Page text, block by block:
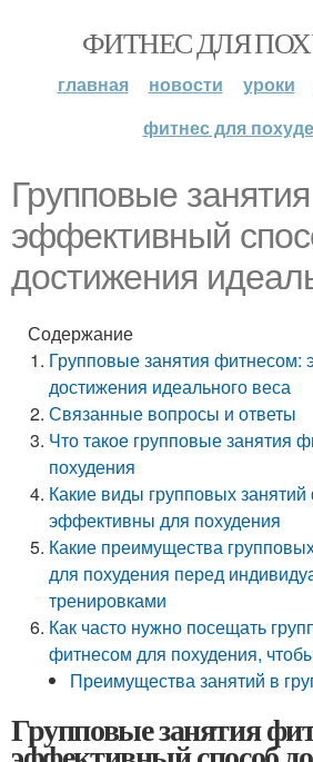
ФИТНЕС ДЛЯ
главная новости уроки
фитнес для
Групповые
эффективный
достижения
Содержание
Групповые занятия
достижения идеального веса
Связанные вопросы и ответы
Что такое групповые занятия
похудения
Какие виды групповых
эффективны для похудения
Какие преимущества
для похудения перед
тренировками
Как часто нужно посещать
фитнесом для похудения,
Преимущества занятий в
Групповые занятия